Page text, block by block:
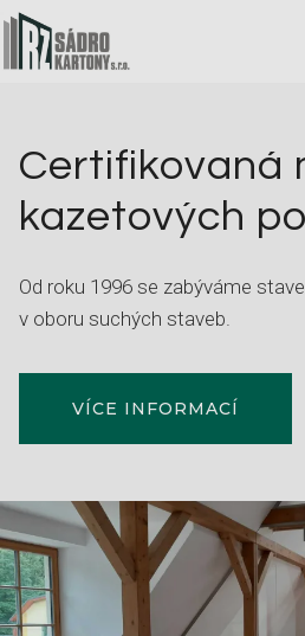
Přeskočit
Certifikovaná
kazetových
Od roku 1996 se zabýváme
v oboru suchých staveb.
VÍCE INFORMACÍ